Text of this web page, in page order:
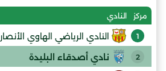
مركز النادي
1 النادي الرياضي الهاوي الأنصار
2 نادي أصدقاء البليدة